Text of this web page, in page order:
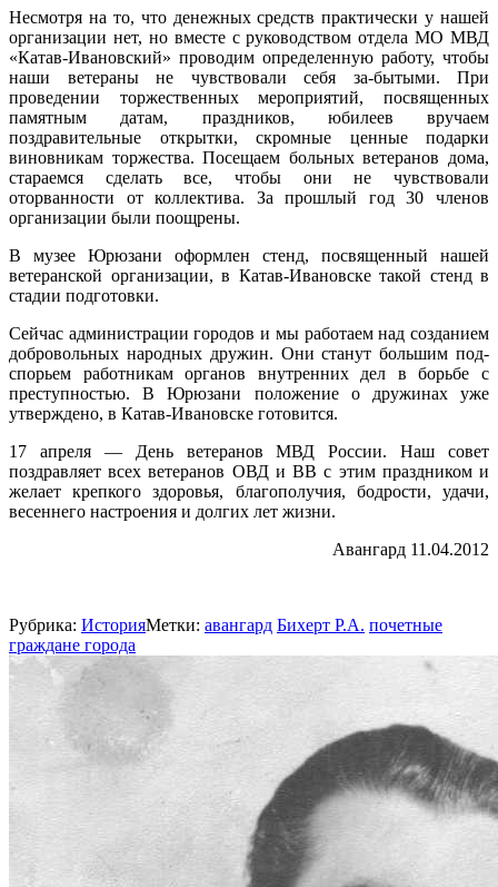
Несмотря на то, что денежных средств практически у нашей
организации нет, но вместе с руководством отдела МО МВД
«Катав-Ивановский» проводим определенную работу, чтобы
наши ветераны не чувствовали себя за-бытыми. При
проведении торжественных мероприятий, посвященных
памятным датам, праздников, юбилеев вручаем
поздравительные открытки, скромные ценные подарки
виновникам торжества. Посещаем больных ветеранов дома,
стараемся сделать все, чтобы они не чувствовали
оторванности от коллектива. За прошлый год 30 членов
организации были поощрены.
В музее Юрюзани оформлен стенд, посвященный нашей
ветеранской орга­низации, в Катав-Ивановске такой стенд в
стадии подготовки.
Сейчас администрации городов и мы ра­ботаем над созданием
добровольных на­родных дружин. Они станут большим под­
спорьем работникам органов внутренних дел в борьбе с
преступностью. В Юрюзани положение о дружинах уже
утверждено, в Катав-Ивановске готовится.
17 апреля — День ветеранов МВД России. Наш совет
поздравляет всех ве­теранов ОВД и ВВ с этим праздником и
желает крепкого здоровья, благополучия, бодрости, удачи,
весеннего настроения и долгих лет жизни.
Авангард 11.04.2012
Рубрика: ИсторияМетки: авангард Бихерт Р.А. почетные
граждане города